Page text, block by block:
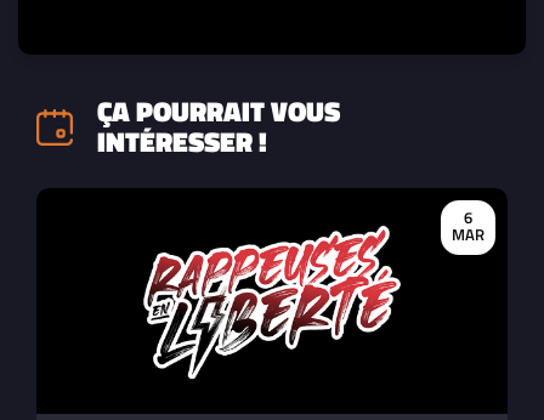
ÇA POURRAIT VOUS
INTÉRESSER !
6
MAR